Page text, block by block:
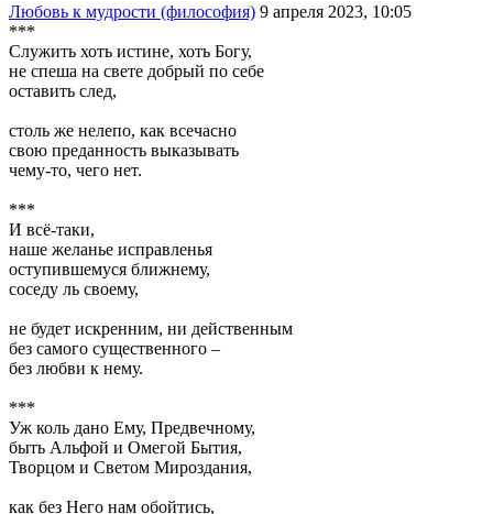
Любовь к мудрости (философия) 9 апреля 2023, 10:05
***
Служить хоть истине, хоть Богу,
не спеша на свете добрый по себе
оставить след,
столь же нелепо, как всечасно
свою преданность выказывать
чему-то, чего нет.
***
И всё-таки,
наше желанье исправленья
оступившемуся ближнему,
соседу ль своему,
не будет искренним, ни действенным
без самого существенного –
без любви к нему.
***
Уж коль дано Ему, Предвечному,
быть Альфой и Омегой Бытия,
Творцом и Светом Мироздания,
как без Него нам обойтись,